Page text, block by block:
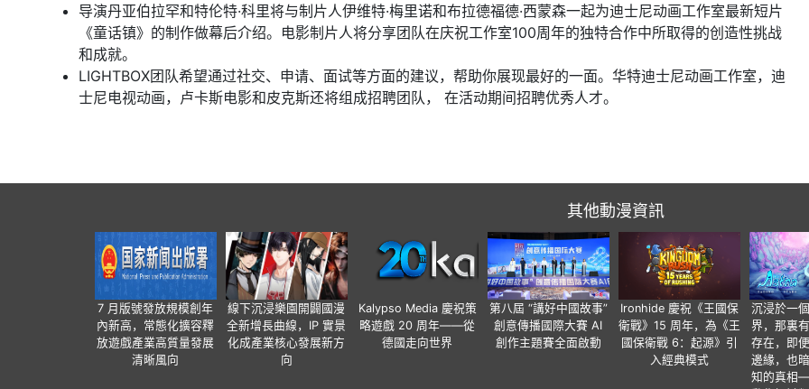
导演丹亚伯拉罕和特伦特·科里将与制片人伊维特·梅里诺和布拉德福德·西蒙森一起为迪士尼动画工作室最新短片
《童话镇》的制作做幕后介绍。电影制片人将分享团队在庆祝工作室100周年的独特合作中所取得的创造性挑战
和成就。
LIGHTBOX团队希望通过社交、申请、面试等方面的建议，帮助你展现最好的一面。华特迪士尼动画工作室，迪
士尼电视动画，卢卡斯电影和皮克斯还将组成招聘团队， 在活动期间招聘优秀人才。
其他動漫資訊
7 月版號發放規模創年
內新高，常態化擴容釋
放遊戲產業高質量發展
清晰風向
線下沉浸樂園開闢國漫
全新增長曲線，IP 實景
化成產業核心發展新方
向
Kalypso Media 慶祝策
略遊戲 20 周年——從
德國走向世界
第八屆 “講好中國故事”
創意傳播國際大賽 AI
創作主題賽全面啟動
Ironhide 慶祝《王國保
衛戰》15 周年，為《王
國保衛戰 6：起源》引
入經典模式
沉浸於一
界，那裏
存在，即
邊緣，也
知的真相